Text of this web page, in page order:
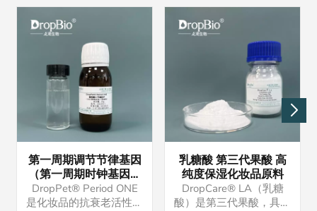
第一周期调节节律基因
（第一周期时钟基因）
调节生物钟
DropPet® Period ONE
是化妆品的抗衰老活性原
乳糖酸 第三代果酸 高
纯度保湿化妆品原料
DropCare® LA（乳糖
酸）是第三代果酸，具有